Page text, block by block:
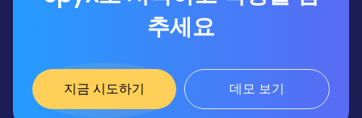
추세요
지금 시도하기 데모 보기